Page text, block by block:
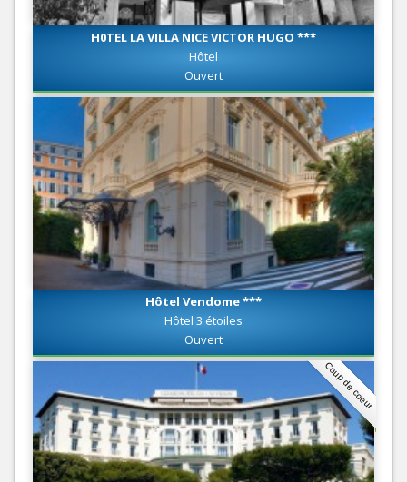
H0TEL LA VILLA NICE VICTOR HUGO ***
Hôtel
Ouvert
Hôtel Vendome ***
Hôtel 3 étoiles
Ouvert
Coup de coeur